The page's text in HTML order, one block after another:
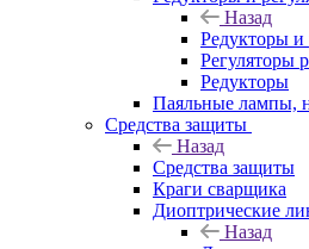
Назад
Редукторы и
Регуляторы
Редукторы
Паяльные лампы,
Средства защиты
Назад
Средства защиты
Краги сварщика
Диоптрические
Назад